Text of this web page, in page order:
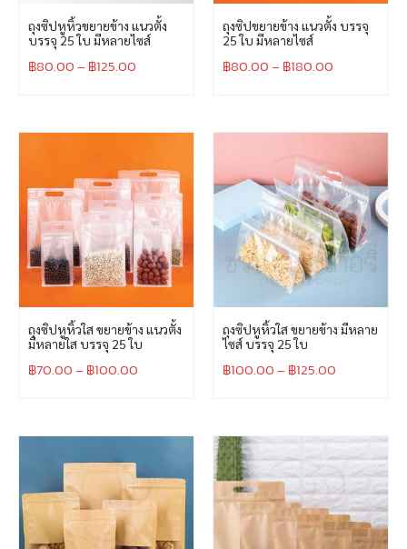
ถุงซิปหูหิ้วขยายข้าง แนวตั้ง
บรรจุ 25 ใบ มีหลายไซส์
฿80.00– ฿125.00
ถุงซิปขยายข้าง แนวตั้ง บรรจุ
25 ใบ มีหลายไซส์
฿80.00– ฿180.00
ถุงซิปหูหิ้วใส ขยายข้าง แนวตั้ง
มีหลายใส บรรจุ 25 ใบ
฿70.00– ฿100.00
ถุงซิปหูหิ้วใส ขยายข้าง มีหลาย
ไซส์ บรรจุ 25 ใบ
฿100.00– ฿125.00